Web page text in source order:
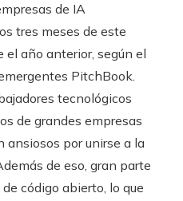
de IA
tres meses de este
el año anterior, según el
PitchBook.
tecnológicos
de grandes empresas
ansiosos por unirse a la
de eso, gran parte
código abierto, lo que